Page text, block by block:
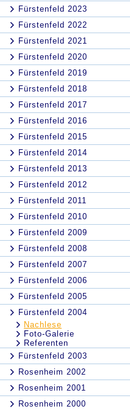
Fürstenfeld 2023
Fürstenfeld 2022
Fürstenfeld 2021
Fürstenfeld 2020
Fürstenfeld 2019
Fürstenfeld 2018
Fürstenfeld 2017
Fürstenfeld 2016
Fürstenfeld 2015
Fürstenfeld 2014
Fürstenfeld 2013
Fürstenfeld 2012
Fürstenfeld 2011
Fürstenfeld 2010
Fürstenfeld 2009
Fürstenfeld 2008
Fürstenfeld 2007
Fürstenfeld 2006
Fürstenfeld 2005
Fürstenfeld 2004
Nachlese
Foto-Galerie
Referenten
Fürstenfeld 2003
Rosenheim 2002
Rosenheim 2001
Rosenheim 2000